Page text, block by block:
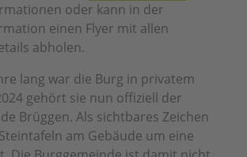
oder kann in der
einen Flyer mit allen
abholen.
lang war die Burg in privatem
gehört sie nun offiziell der
Brüggen. Als sichtbares Zeichen
am Gebäude um eine